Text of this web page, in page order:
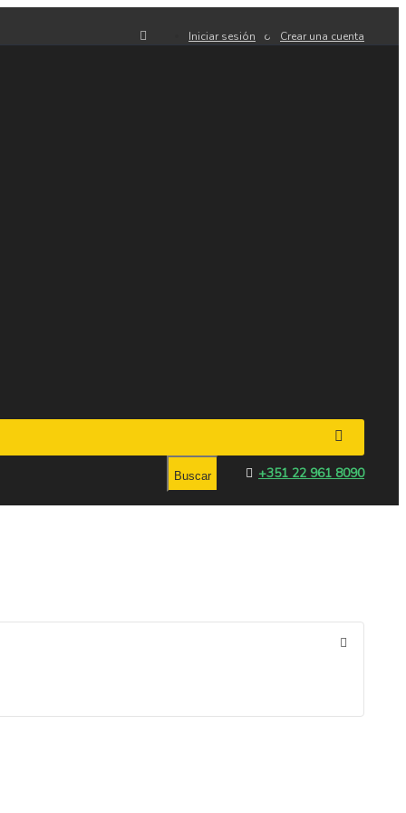
Iniciar sesión Crear una cuenta
Buscar +351 22 961 8090